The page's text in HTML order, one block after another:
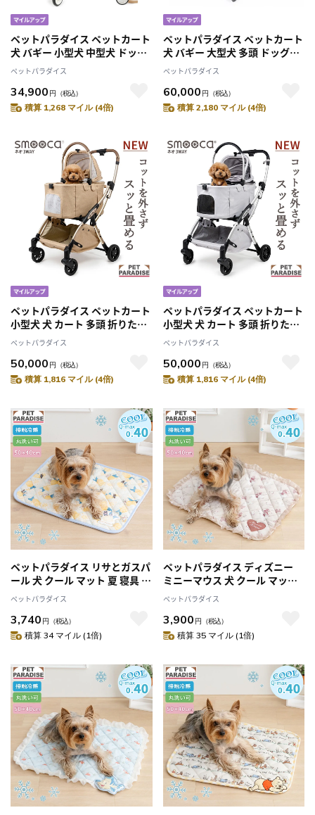
ペットパラダイス ペットカート
犬 バギー 小型犬 中型犬 ドッグ
カート スムーカ ミニ グレー
10kgまで対応
ペットパラダイス
34,900 円 （税込）
積算 1,268 マイル (4倍)
ペットパラダイス ペットカート
犬 バギー 大型犬 多頭 ドッグカ
ート スムーカ ラージ デニム調
35kgまで対応
ペットパラダイス
60,000 円 （税込）
積算 2,180 マイル (4倍)
ペットパラダイス ペットカート
小型犬 犬 カート 多頭 折りたた
み バギー 分離型 smooca ネオ
３ｗａｙ ブラウン ペットバギ
ー 犬用カート ドッグカート キ
ャリーバッグ ドライブ
ペットパラダイス
50,000 円 （税込）
積算 1,816 マイル (4倍)
ペットパラダイス ペットカート
小型犬 犬 カート 多頭 折りたた
み バギー 分離型 smooca ネオ
３ｗａｙ グレー ペットバギー
犬用カート ドッグカート キャ
リーバッグ ドライブ
ペットパラダイス
50,000 円 （税込）
積算 1,816 マイル (4倍)
ペットパラダイス リサとガスパ
ール 犬 クール マット 夏 寝具 ク
ッション ベッド シトラス クー
ルマット （50×40cm） 小型犬
ペットベッド ペットソファー
ペットクッション 涼しい ひん
ペットパラダイス
3,740 円 （税込）
積算 34 マイル (1倍)
ペットパラダイス ディズニー
ミニーマウス 犬 クール マット
夏 寝具 クッション ベッド ハー
ト柄 クールマット
（50×40cm） 小型犬 ペットベ
ッド ペットソファー ペットク
ペットパラダイス
3,900 円 （税込）
積算 35 マイル (1倍)